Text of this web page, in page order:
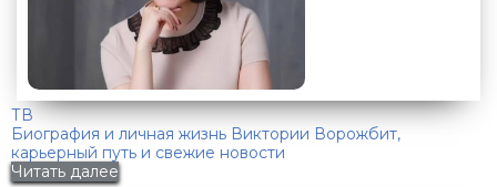
ТВ
Биография и личная жизнь Виктории Ворожбит,
карьерный путь и свежие новости
Читать далее